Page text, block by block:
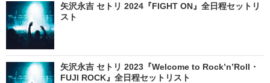
矢沢永吉 セトリ 2024『FIGHT ON』全日程セットリ
スト
矢沢永吉 セトリ 2023『Welcome to Rock’n’Roll・
FUJI ROCK』全日程セットリスト